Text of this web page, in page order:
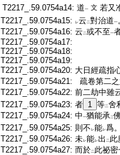
T2217_.59.0754a14: 道一 文 若又
T2217_.59.0754a15:
レ云 二對治道一
T2217_.59.0754a16: 云 二或不至一
T2217_.59.0754a17:
T2217_.59.0754a18:
T2217_.59.0754a19:
T2217_.59.0754a20: 大日經疏指
T2217_.59.0754a21:
疏卷第二
T2217_.59.0754a22: 前二劫中雖
T2217_.59.0754a23: 者 1 等二舍
T2217_.59.0754a24: 中一猶能承二
T2217_.59.0754a25: 則不 レ能レ爲
T2217_.59.0754a26: 未レ能レ出 二 此
T2217_.59.0754a27: 而於二 此祕密